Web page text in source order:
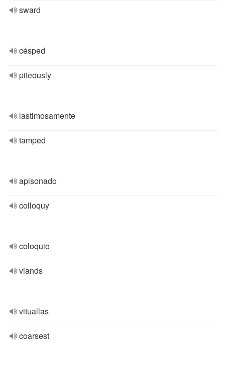
sward
césped
piteously
lastimosamente
tamped
apisonado
colloquy
coloquio
viands
vituallas
coarsest